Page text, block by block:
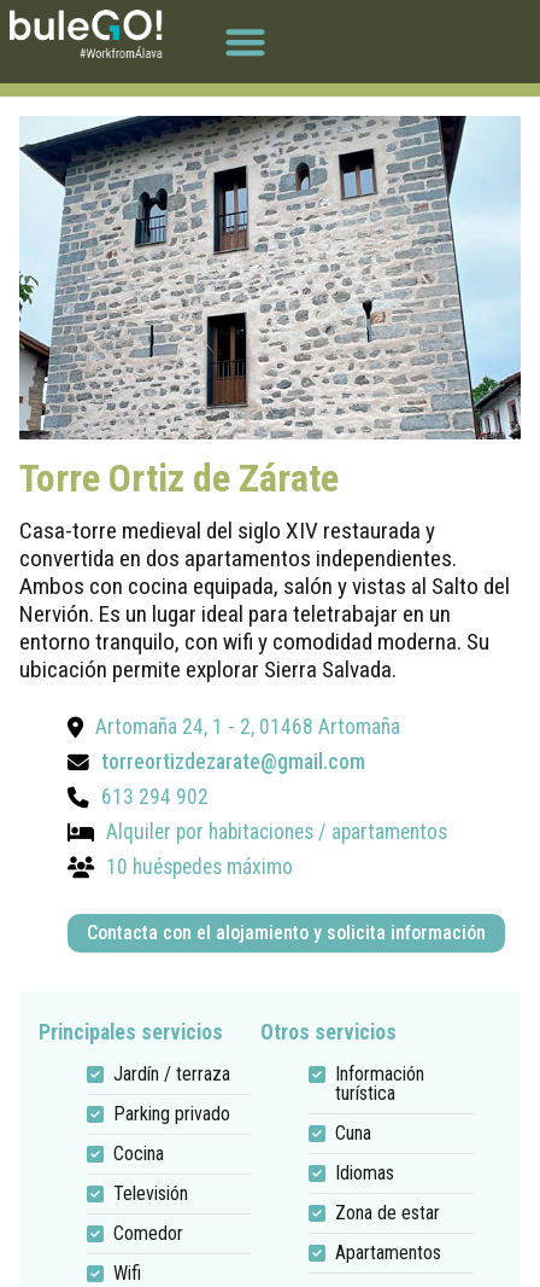
Torre Ortiz de Zárate
Casa-torre medieval del siglo XIV restaurada y
convertida en dos apartamentos independientes.
Ambos con cocina equipada, salón y vistas al Salto del
Nervión. Es un lugar ideal para teletrabajar en un
entorno tranquilo, con wifi y comodidad moderna. Su
ubicación permite explorar Sierra Salvada.
Artomaña 24, 1 - 2, 01468 Artomaña
torreortizdezarate@gmail.com
613 294 902
Alquiler por habitaciones / apartamentos
10 huéspedes máximo
Contacta con el alojamiento y solicita información
Principales servicios
Jardín / terraza
Parking privado
Cocina
Televisión
Comedor
Wifi
Otros servicios
Información
turística
Cuna
Idiomas
Zona de estar
Apartamentos